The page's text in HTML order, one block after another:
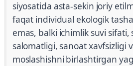
siyosatida asta-sekin joriy
faqat individual ekologik
emas, balki ichimlik suvi
salomatligi, sanoat xavfsizligi
moslashishni birlashtirgan